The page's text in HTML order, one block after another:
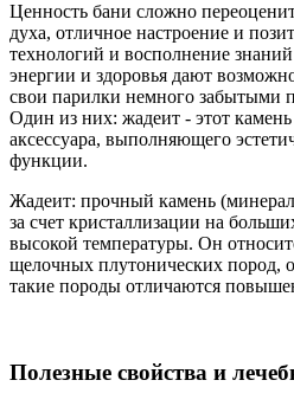
Ценность бани сложно
духа, отличное настроение и
технологий и восполнение
энергии и здоровья дают
свои парилки немного забытыми
Один из них: жадеит - этот камень
аксессуара, выполняющего
функции.
Жадеит: прочный камень
за счет кристаллизации на
высокой температуры. Он
щелочных плутонических пород,
такие породы отличаются
Полезные свойства и